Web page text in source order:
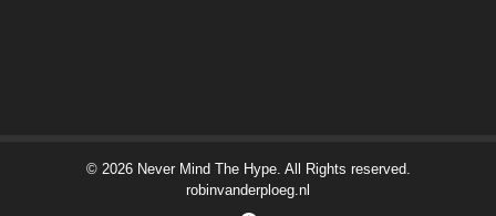
© 2026 Never Mind The Hype. All Rights reserved.
robinvanderploeg.nl